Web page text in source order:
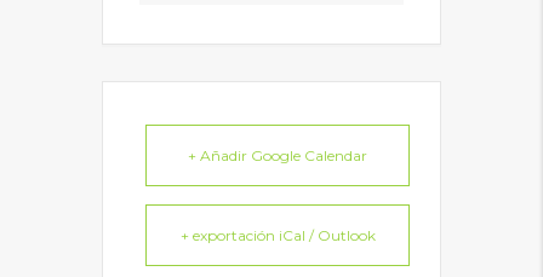
+ Añadir Google Calendar
+ exportación iCal / Outlook